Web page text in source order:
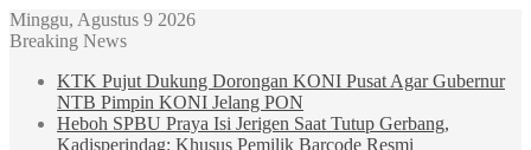
Minggu, Agustus 9 2026
Breaking News
KTK Pujut Dukung Dorongan KONI Pusat Agar Gubernur
NTB Pimpin KONI Jelang PON
Heboh SPBU Praya Isi Jerigen Saat Tutup Gerbang,
Kadisperindag: Khusus Pemilik Barcode Resmi